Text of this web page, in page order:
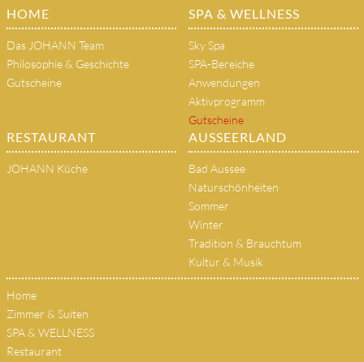
HOME
Das JOHANN Team
Philosophie & Geschichte
Gutscheine
SPA & WELLNESS
Sky Spa
SPA-Bereiche
Anwendungen
Aktivprogramm
Gutscheine
RESTAURANT
JOHANN Küche
AUSSEERLAND
Bad Aussee
Naturschönheiten
Sommer
Winter
Tradition & Brauchtum
Kultur & Musik
Home
Zimmer & Suiten
SPA & WELLNESS
Restaurant